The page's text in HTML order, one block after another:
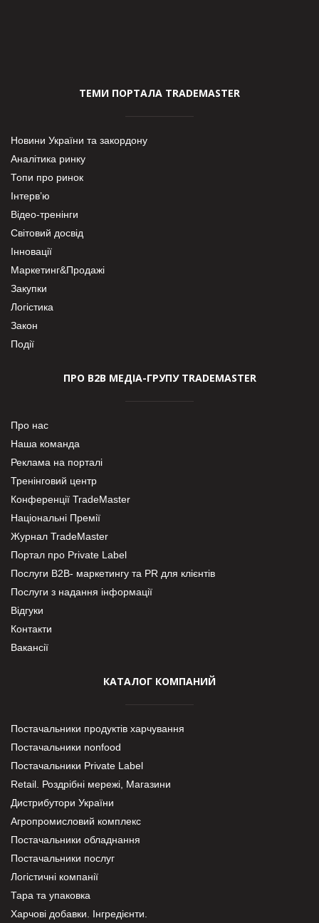
ТЕМИ ПОРТАЛА TRADEMASTER
Новини України та закордону
Аналітика ринку
Топи про ринок
Інтерв’ю
Відео-тренінги
Світовий досвід
Інновації
Маркетинг&Продажі
Закупки
Логістика
Закон
Події
ПРО В2В МЕДІА-ГРУПУ TRADEMASTER
Про нас
Наша команда
Реклама на порталі
Тренінговий центр
Конференції TradeMaster
Національні Премії
Журнал TradeMaster
Портал про Private Label
Послуги В2В- маркетингу та PR для клієнтів
Послуги з надання інформації
Відгуки
Контакти
Вакансії
КАТАЛОГ КОМПАНИЙ
Постачальники продуктів харчування
Постачальники nonfood
Постачальники Private Label
Retail. Роздрібні мережі, Магазини
Дистрибутори України
Агропромисловий комплекс
Постачальники обладнання
Постачальники послуг
Логістичні компанії
Тара та упаковка
Харчові добавки. Інгредієнти.